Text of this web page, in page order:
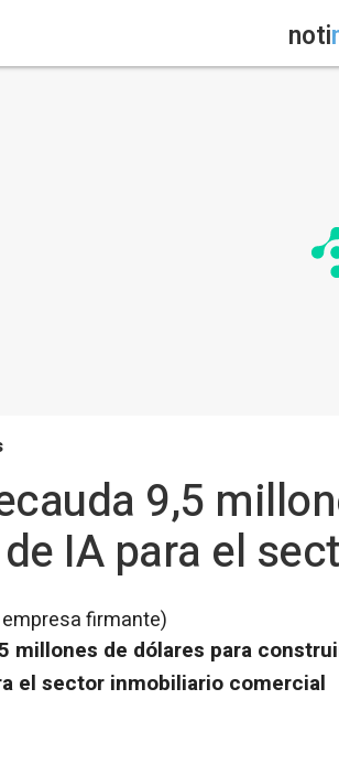
noti
9,5
IA para el
firmante)
millones de dólares para
el sector inmobiliario comercial